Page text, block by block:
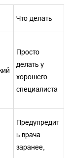
Что делать
Просто
делать у
хорошего
специалиста
Предупредит
ь врача
заранее,